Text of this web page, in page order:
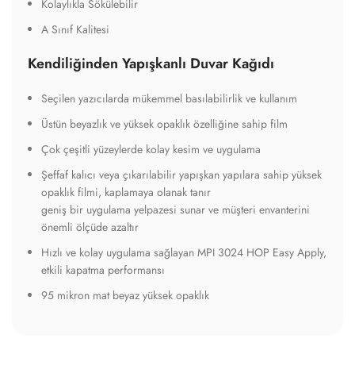
Kolaylıkla Sökülebilir
A Sınıf Kalitesi
Kendiliğinden Yapışkanlı Duvar Kağıdı
Seçilen yazıcılarda mükemmel basılabilirlik ve kullanım
Üstün beyazlık ve yüksek opaklık özelliğine sahip film
Çok çeşitli yüzeylerde kolay kesim ve uygulama
Şeffaf kalıcı veya çıkarılabilir yapışkan yapılara sahip yüksek
opaklık filmi, kaplamaya olanak tanır
geniş bir uygulama yelpazesi sunar ve müşteri envanterini
önemli ölçüde azaltır
Hızlı ve kolay uygulama sağlayan MPI 3024 HOP Easy Apply,
etkili kapatma performansı
95 mikron mat beyaz yüksek opaklık